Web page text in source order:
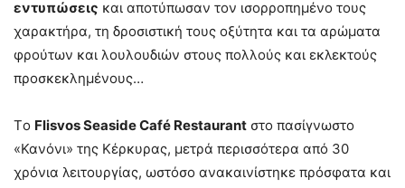
εντυπώσεις και αποτύπωσαν τον ισορροπημένο τους
χαρακτήρα, τη δροσιστική τους οξύτητα και τα αρώματα
φρούτων και λουλουδιών στους πολλούς και εκλεκτούς
προσκεκλημένους…
Τo Flisvos Seaside Café Restaurant στο πασίγνωστο
«Κανόνι» της Κέρκυρας, μετρά περισσότερα από 30
χρόνια λειτουργίας, ωστόσο ανακαινίστηκε πρόσφατα και